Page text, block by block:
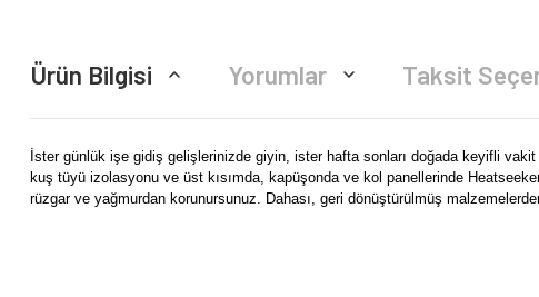
Ürün Bilgisi Yorumlar Taksit
İster günlük işe gidiş gelişlerinizde giyin, ister hafta sonları doğada keyifli
kuş tüyü izolasyonu ve üst kısımda, kapüşonda ve kol panellerinde
rüzgar ve yağmurdan korunursunuz. Dahası, geri dönüştürülmüş